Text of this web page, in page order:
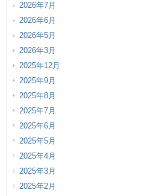
2026年7月
2026年6月
2026年5月
2026年3月
2025年12月
2025年9月
2025年8月
2025年7月
2025年6月
2025年5月
2025年4月
2025年3月
2025年2月